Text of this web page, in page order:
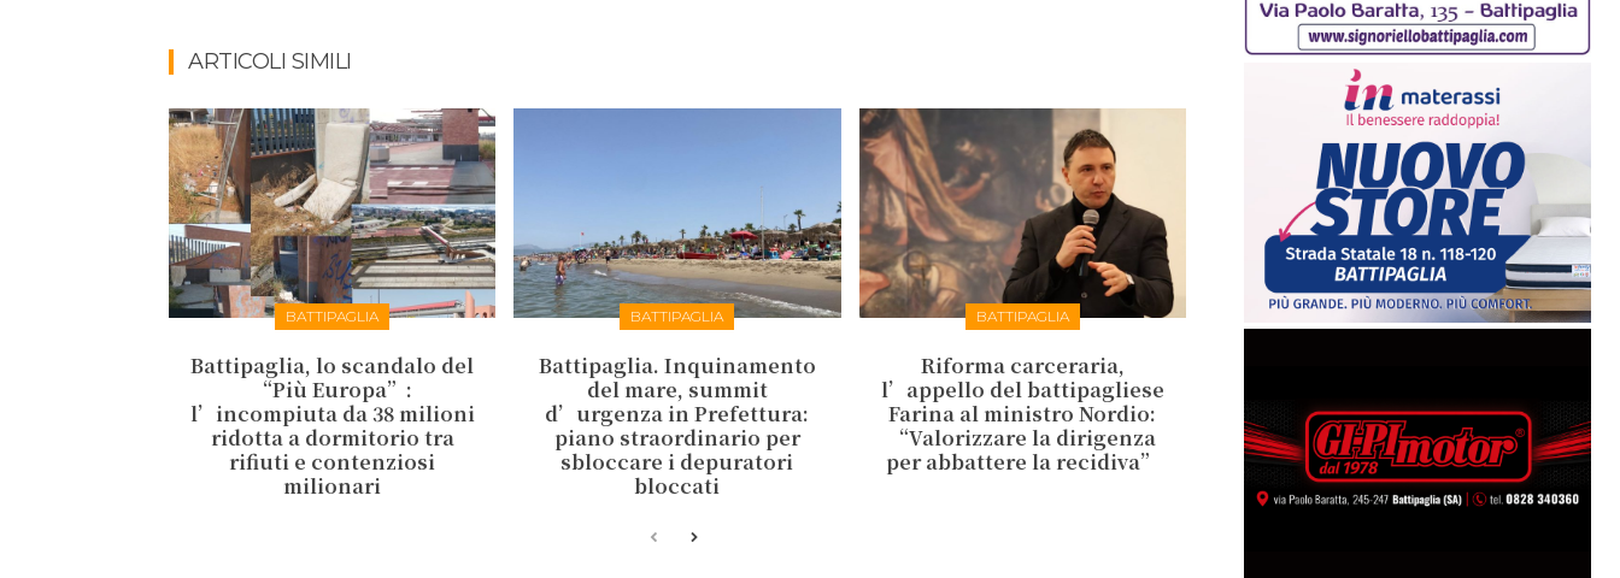
ARTICOLI SIMILI
BATTIPAGLIA
Battipaglia, lo scandalo del
“Più Europa”:
l’incompiuta da 38 milioni
ridotta a dormitorio tra
rifiuti e contenziosi
milionari
BATTIPAGLIA
Battipaglia. Inquinamento
del mare, summit
d’urgenza in Prefettura:
piano straordinario per
sbloccare i depuratori
bloccati
BATTIPAGLIA
Riforma carceraria,
l’appello del battipagliese
Farina al ministro Nordio:
“Valorizzare la dirigenza
per abbattere la recidiva”